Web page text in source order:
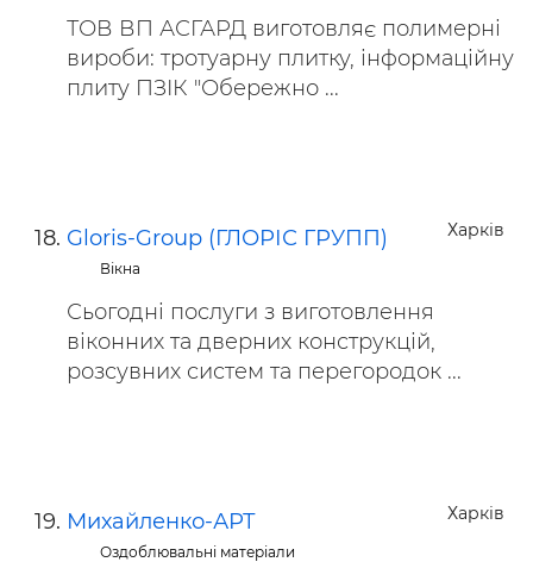
ТОВ ВП АСГАРД виготовляє полимерні
вироби: тротуарну плитку, інформаційну
плиту ПЗІК "Обережно ...
Харків
Gloris-Group (ГЛОРІС ГРУПП)
Вікна
Сьогодні послуги з виготовлення
віконних та дверних конструкцій,
розсувних систем та перегородок ...
Харків
Михайленко-АРТ
Оздоблювальні матеріали